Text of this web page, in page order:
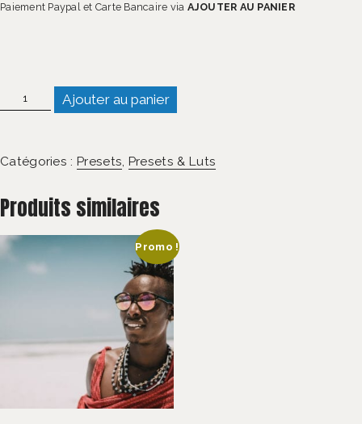
Paiement Paypal et Carte Bancaire via AJOUTER AU PANIER
Sabaïdee
Presets
Ajouter au panier
Catégories :Presets Presets & Luts
Produits similaires
Promo !